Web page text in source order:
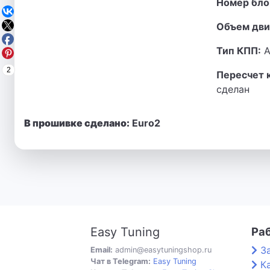
Номер
Объем
Тип КПП:
Пересчет
сделан
В прошивке сделано: Euro2
2
Easy Tuning
Email: admin@easytuningshop.ru
Чат в Telegram: Easy Tuning